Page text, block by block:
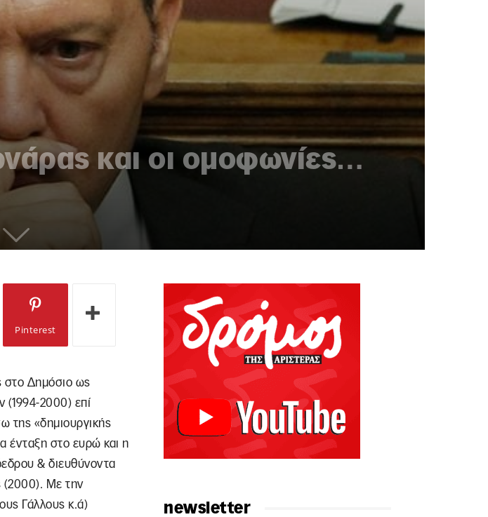
και οι ομοφωνίες…
Pinterest
στο Δημόσιο ως
(1994-2000) επί
της «δημιουργικής
ένταξη στο ευρώ και η
& διευθύνοντα
(2000). Με την
Γάλλους κ.ά)
newsletter